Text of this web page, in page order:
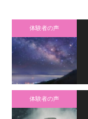
体験者の声
体験者の声